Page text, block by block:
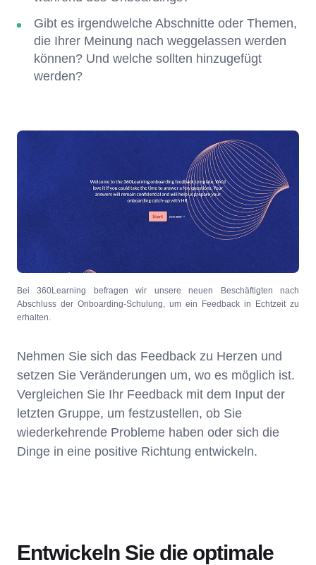
Gibt es irgendwelche Abschnitte oder Themen,
die Ihrer Meinung nach weggelassen werden
können? Und welche sollten hinzugefügt
werden?
Bei 360Learning befragen wir unsere neuen Beschäftigten nach
Abschluss der Onboarding-Schulung, um ein Feedback in Echtzeit zu
erhalten.
Nehmen Sie sich das Feedback zu Herzen und
setzen Sie Veränderungen um, wo es möglich ist.
Vergleichen Sie Ihr Feedback mit dem Input der
letzten Gruppe, um festzustellen, ob Sie
wiederkehrende Probleme haben oder sich die
Dinge in eine positive Richtung entwickeln.
Entwickeln Sie die optimale